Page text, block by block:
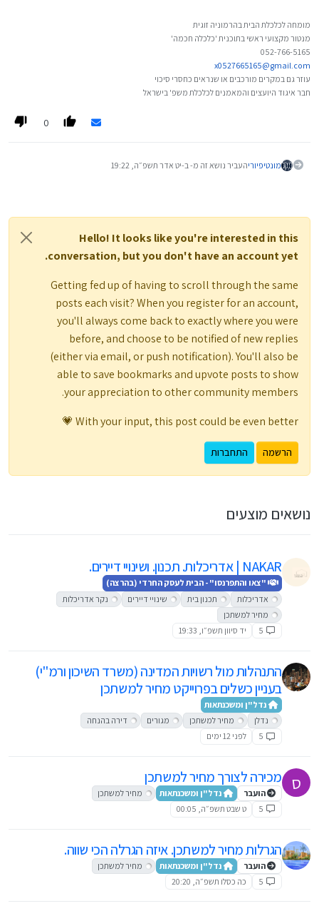
מומחה לכלכלת הבית בהרמוניה זוגית
מנטור מקצועי ראשי בתוכנית 'כלכלה חכמה'
052-766-5165
x0527665165@gmail.com
עוזר גם במקרים מורכבים או שנראים כחסרי סיכוי
חבר איגוד היועצים והמאמנים לכלכלת משפ' בישראל
0
מונטיפיוריהעביר נושא זה מ- ב-יט אדר תשפ״ה, 19:22
Hello! It looks like you're interested in this
conversation, but you don't have an account yet.
Getting fed up of having to scroll through the same
posts each visit? When you register for an account,
you'll always come back to exactly where you were
before, and choose to be notified of new replies
(either via email, or push notification). You'll also be
able to save bookmarks and upvote posts to show
your appreciation to other community members.
With your input, this post could be even better 💗
הרשמה התחברות
נושאים מוצעים
NAKAR | אדריכלות. תכנון. ושינויי דיירים.
"צאו והתפרנסו" - הבית לעסק החרדי (בהרצה)
אדריכלות
תכנון בית שינויי דיירים
נקר אדריכלות
מחיר למשתכן
5
יד סיוון תשפ״ו, 19:33
התנהלות מול רשויות המדינה (משרד השיכון ורמ"י)
בעניין כשלים בפרוייקט מחיר למשתכן
נדל"ן ומשכנתאות
נדלן
מחיר למשתכן מגורים
דירה בהנחה
5
לפני 12 ימים
ס מכירה לצורך מחיר למשתכן
הועבר נדל"ן ומשכנתאות
מחיר למשתכן
5
ט שבט תשפ״ה, 00:05
הגרלות מחיר למשתכן. איזה הגרלה הכי שווה.
הועבר נדל"ן ומשכנתאות
מחיר למשתכן
5
כה כסלו תשפ״ה, 20:20